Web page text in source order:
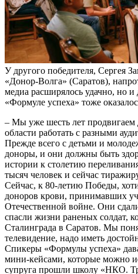
У другого победителя, Сергея
«Донор-Волга» (Саратов),
медиа расширялось удачно, но и
«Формуле успеха» тоже
– Мы уже шесть лет продвигаем
области работать с разными
Прежде всего с детьми и
доноры, и они должны быть
истории к столетию
тысяч человек и сейчас
Сейчас, к 80-летию Победы,
доноров крови, принимавших
Отечественной войне. Они
спасли жизни раненых солдат,
Сталинграда в Саратов. Мы
телевидение, надо иметь
Спикеры «Формулы успеха»
мини-кейсами, которые можно
супруга прошли школу «НКО.